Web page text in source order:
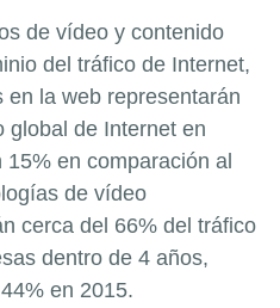
de vídeo y contenido
del tráfico de Internet,
la web representarán
global de Internet en
en comparación al
de vídeo
cerca del 66% del tráfico
dentro de 4 años,
en 2015.